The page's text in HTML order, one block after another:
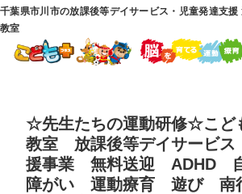
千葉県市川市の放課後等デイサービス・児童発達支
教室
☆先生たちの運動研修☆こど
教室 放課後等デイサービ
援事業 無料送迎 ADHD
障がい 運動療育 遊び 南